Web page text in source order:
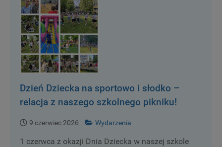
Dzień Dziecka na sportowo i słodko –
relacja z naszego szkolnego pikniku!
9 czerwiec 2026 Wydarzenia
1 czerwca z okazji Dnia Dziecka w naszej szkole